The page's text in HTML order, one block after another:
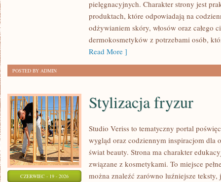
WŁOSÓW
pielęgnacyjnych. Charakter strony jest
produktach, które odpowiadają na
odżywianiem skóry, włosów oraz całego
dermokosmetyków z potrzebami osób,
Read More ]
POSTED BY ADMIN
CZERWIEC - 19 - 2026
Stylizacja fryzur
Studio Veriss to tematyczny portal
wygląd oraz codziennym inspiracjom dla
świat beauty. Strona ma charakter
związane z kosmetykami. To miejsce
można znaleźć zarówno luźniejsze